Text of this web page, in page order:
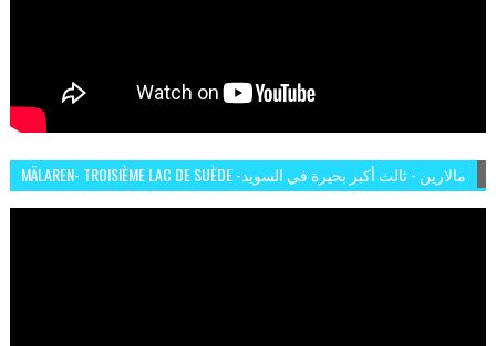
MÄLAREN- TROISIÈME LAC DE SUÈDE -مالارين - ثالث أكبر بحيرة في السويد